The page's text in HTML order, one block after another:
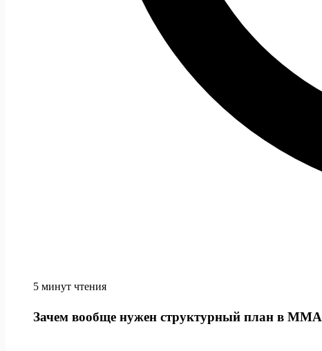
5 минут чтения
Зачем вообще нужен структурный план в ММА